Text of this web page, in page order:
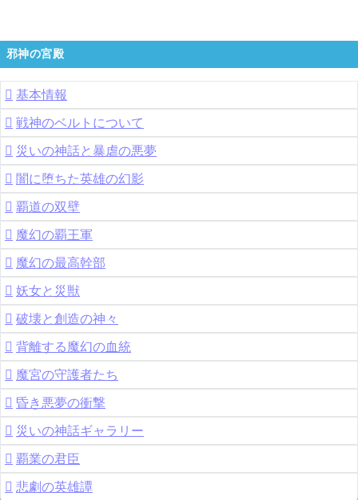
邪神の宮殿
基本情報
戦神のベルトについて
災いの神話と暴虐の悪夢
闇に堕ちた英雄の幻影
覇道の双壁
魔幻の覇王軍
魔幻の最高幹部
妖女と災獣
破壊と創造の神々
背離する魔幻の血統
魔宮の守護者たち
昏き悪夢の衝撃
災いの神話ギャラリー
覇業の君臣
悲劇の英雄譚